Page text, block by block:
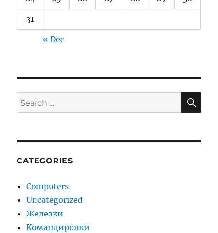
31
« Dec
Search
for:
CATEGORIES
Computers
Uncategorized
Железки
Командировки